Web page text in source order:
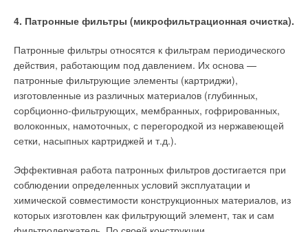
4. Патронные фильтры (микрофильтрационная очистка).
Патронные фильтры относятся к фильтрам периодического
действия, работающим под давлением. Их основа —
патронные фильтрующие элементы (картриджи),
изготовленные из различных материалов (глубинных,
сорбционно-фильтрующих, мембранных, гофрированных,
волоконных, намоточных, с перегородкой из нержавеющей
сетки, насыпных картриджей и т.д.).
Эффективная работа патронных фильтров достигается при
соблюдении определенных условий эксплуатации и
химической совместимости конструкционных материалов, из
которых изготовлен как фильтрующий элемент, так и сам